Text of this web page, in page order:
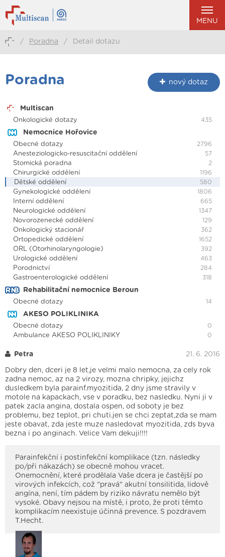
MENU
/ Poradna / Detail dotazu
Poradna nový dotaz
Multiscan
Onkologické dotazy 435
Nemocnice Hořovice
Obecné dotazy 2796
Anesteziologicko-resuscitační oddělení 57
Stomická poradna 2
Chirurgické oddělení 1196
Dětské oddělení 580
Gynekologické oddělení 1806
Interní oddělení 665
Neurologické oddělení 1347
Novorozenecké oddělení 129
Onkologický stacionář 362
Ortopedické oddělení 1652
ORL (Otorhinolaryngologie) 392
Urologické oddělení 463
Porodnictví 284
Gastroenterologické oddělení 318
Rehabilitační nemocnice Beroun
Obecné dotazy 14
AKESO POLIKLINIKA
Obecné dotazy 0
Ambulance AKESO POLIKLINIKY 0
Petra 21. 6. 2016
Dobry den, dceri je 8 let,je velmi malo nemocna, za cely rok
zadna nemoc, az na 2 virozy, mozna chripky, jejichz
dusledkem byla parainf.myozitida, 2 dny jsme stravily v
motole na kapackach, vse v poradku, bez nasledku. Nyni ji v
patek zacla angina, dostala ospen, od soboty je bez
problemu, bez teplot, pri chuti.jen se chci zeptat,zda se mam
jeste obavat, zda jeste muze nasledovat myozitida, zds byva
bezna i po anginach. Velice Vam dekuji!!!!
Parainfekční i postinfekční komplikace (tzn. následky
po/při nákazách) se obecně mohou vracet.
Onemocnění, které prodělala Vaše dcera je častější po
virových infekcích, což "pravá" akutní tonsilitida, lidově
angína, není, tím pádem by riziko návratu nemělo být
vysoké. Obavy nejsou na místě, i proto, že proti těmto
komplikacím neexistuje účinná prevence. S pozdravem
T.Hecht.